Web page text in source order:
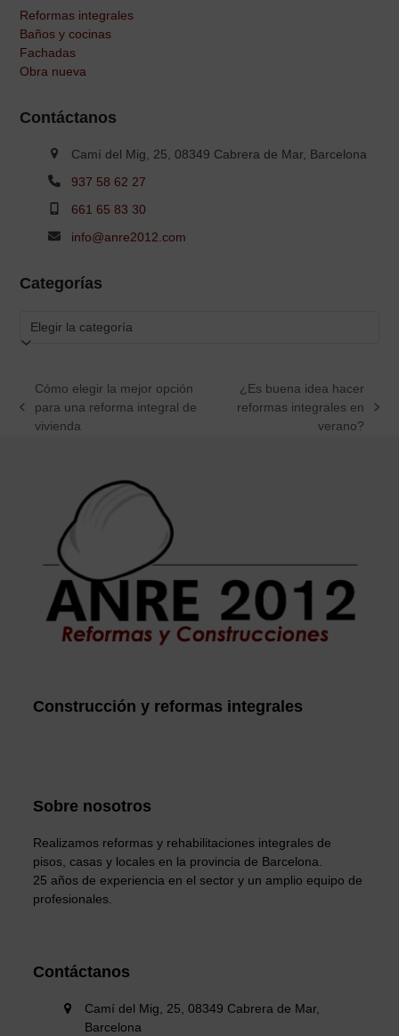
Reformas integrales
Baños y cocinas
Fachadas
Obra nueva
Contáctanos
Camí del Mig, 25, 08349 Cabrera de Mar, Barcelona
937 58 62 27
661 65 83 30
info@anre2012.com
Categorías
Categorías
previous
post:
Cómo elegir la mejor opción
para una reforma integral de
vivienda
next
¿Es buena idea hacer
reformas integrales en
verano?
Construcción y reformas integrales
Sobre nosotros
Realizamos reformas y rehabilitaciones integrales de
pisos, casas y locales en la provincia de Barcelona.
25 años de experiencia en el sector y un amplio equipo de
profesionales.
Contáctanos
Camí del Mig, 25, 08349 Cabrera de Mar,
Barcelona